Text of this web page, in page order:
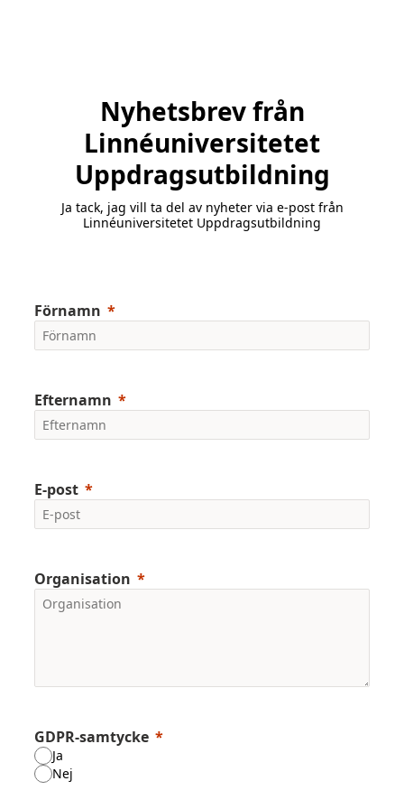
Nyhetsbrev från
Linnéuniversitetet
Uppdragsutbildning
Ja tack, jag vill ta del av nyheter via e-post från
Linnéuniversitetet Uppdragsutbildning
Förnamn
Efternamn
E-post
Organisation
GDPR-samtycke
Ja
Nej